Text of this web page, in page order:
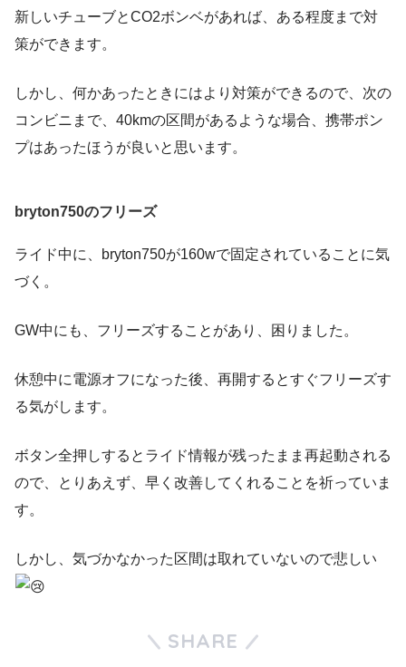
新しいチューブとCO2ボンベがあれば、ある程度まで対
策ができます。
しかし、何かあったときにはより対策ができるので、次の
コンビニまで、40kmの区間があるような場合、携帯ポン
プはあったほうが良いと思います。
bryton750のフリーズ
ライド中に、bryton750が160wで固定されていることに気
づく。
GW中にも、フリーズすることがあり、困りました。
休憩中に電源オフになった後、再開するとすぐフリーズす
る気がします。
ボタン全押しするとライド情報が残ったまま再起動される
ので、とりあえず、早く改善してくれることを祈っていま
す。
しかし、気づかなかった区間は取れていないので悲しい
SHARE